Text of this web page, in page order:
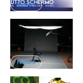
News
News